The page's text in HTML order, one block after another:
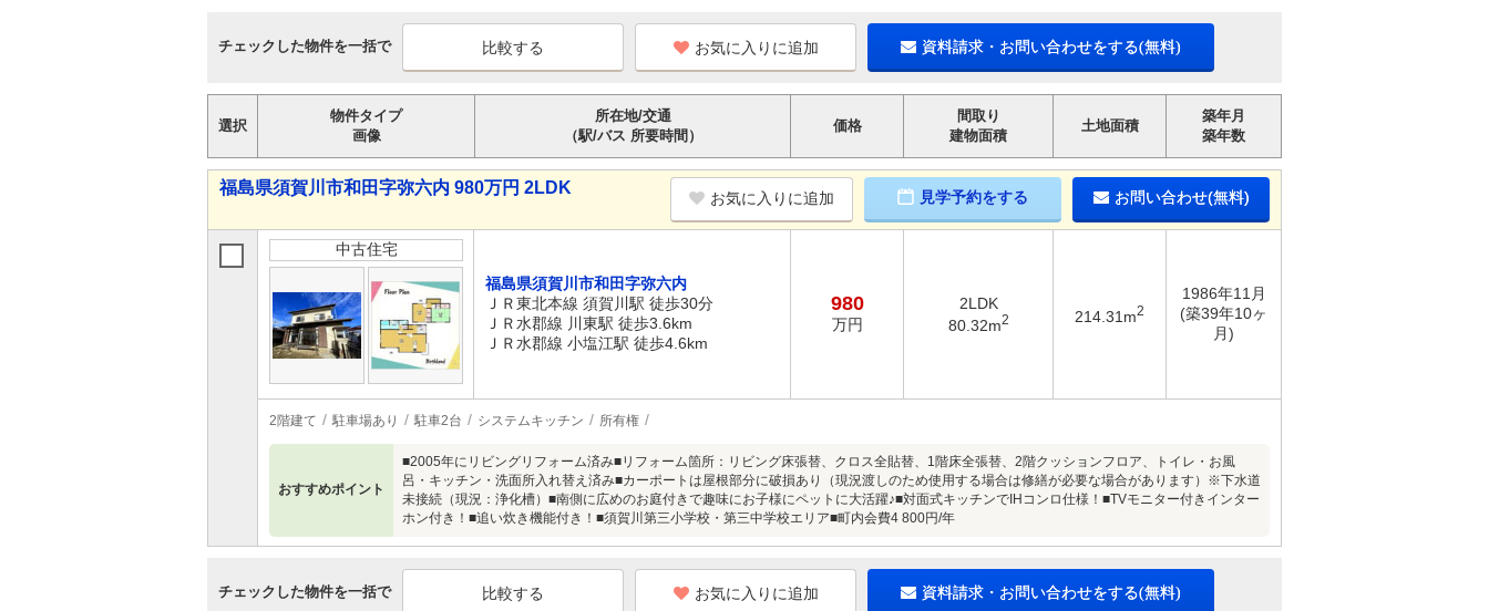
チェックした物件を一括で お気に入りに追加 資料請求・お問い合わせをする(無料)
選択
物件タイプ
画像
所在地/交通
（駅/バス 所要時間）
価格
間取り
建物面積
土地面積
築年月
築年数
福島県須賀川市和田字弥六内 980万円 2LDK
お気に入りに追加 見学予約をする お問い合わせ(無料)
中古住宅
福島県須賀川市和田字弥六内
ＪＲ東北本線 須賀川駅 徒歩30分
ＪＲ水郡線 川東駅 徒歩3.6km
ＪＲ水郡線 小塩江駅 徒歩4.6km
980
万円
2LDK
80.32m2 214.31m2
1986年11月
(築39年10ヶ
月)
2階建て 駐車場あり 駐車2台 システムキッチン 所有権
おすすめポイント
■2005年にリビングリフォーム済み■リフォーム箇所：リビング床張替、クロス全貼替、1階床全張替、2階クッションフロア、トイレ・お風
呂・キッチン・洗面所入れ替え済み■カーポートは屋根部分に破損あり（現況渡しのため使用する場合は修繕が必要な場合があります）※下水道
未接続（現況：浄化槽）■南側に広めのお庭付きで趣味にお子様にペットに大活躍♪■対面式キッチンでIHコンロ仕様！■TVモニター付きインター
ホン付き！■追い炊き機能付き！■須賀川第三小学校・第三中学校エリア■町内会費4 800円/年
チェックした物件を一括で お気に入りに追加 資料請求・お問い合わせをする(無料)